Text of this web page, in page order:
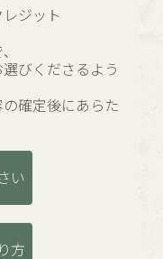
ジット
びくださるよう
確定後にあらた
い
方